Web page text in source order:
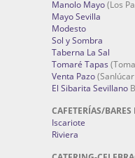
Manolo Mayo(Los
Mayo Sevilla
Modesto
Sol y Sombra
Taberna La Sal
Tomaré Tapas
Venta Pazo
El Sibarita Sevillano
CAFETERÍAS/BARES
Iscariote
Riviera